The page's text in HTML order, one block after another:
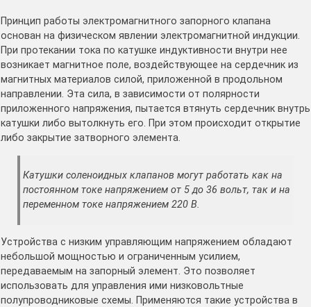
Принцип работы электромагнитного запорного клапана
основан на физическом явлении электромагнитной индукции.
При протекании тока по катушке индуктивности внутри нее
возникает магнитное поле, воздействующее на сердечник из
магнитных материалов силой, приложенной в продольном
направлении. Эта сила, в зависимости от полярности
приложенного напряжения, пытается втянуть сердечник внутрь
катушки либо вытолкнуть его. При этом происходит открытие
либо закрытие затворного элемента.
Катушки соленоидных клапанов могут работать как на
постоянном токе напряжением от 5 до 36 вольт, так и на
переменном токе напряжением 220 В.
Устройства с низким управляющим напряжением обладают
небольшой мощностью и ограниченным усилием,
передаваемым на запорный элемент. Это позволяет
использовать для управления ими низковольтные
полупроводниковые схемы. Применяются такие устройства в